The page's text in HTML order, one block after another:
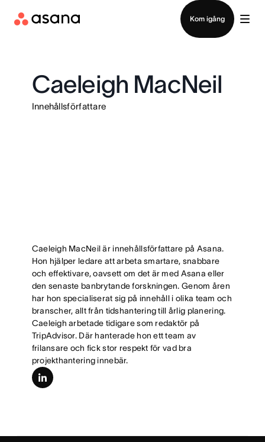
Kom igång
Caeleigh MacNeil
Innehållsförfattare
Caeleigh MacNeil är innehållsförfattare på Asana.
Hon hjälper ledare att arbeta smartare, snabbare
och effektivare, oavsett om det är med Asana eller
den senaste banbrytande forskningen. Genom åren
har hon specialiserat sig på innehåll i olika team och
branscher, allt från tidshantering till årlig planering.
Caeleigh arbetade tidigare som redaktör på
TripAdvisor. Där hanterade hon ett team av
frilansare och fick stor respekt för vad bra
projekthantering innebär.
linkedin